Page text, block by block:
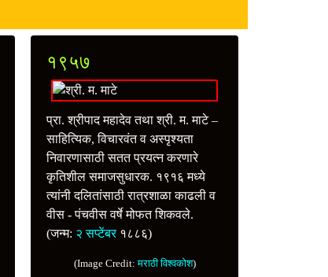
१९५७
प्रा. श्रीपाद महादेव तथा श्री. म. माटे –
साहित्यिक, विचारवंत व अस्पृश्यता
निवारणासाठी सतत प्रयत्‍न करणारे
कृतिशील समाजसुधारक. १९१६ मध्ये
त्यांनी दलितांसाठी रात्रशाळा काढली व
वीस - पंचवीस वर्षे मोफत शिकवले.
(जन्म: २ सप्टेंबर१८८६)
(Image Credit:मराठी विश्वकोश)